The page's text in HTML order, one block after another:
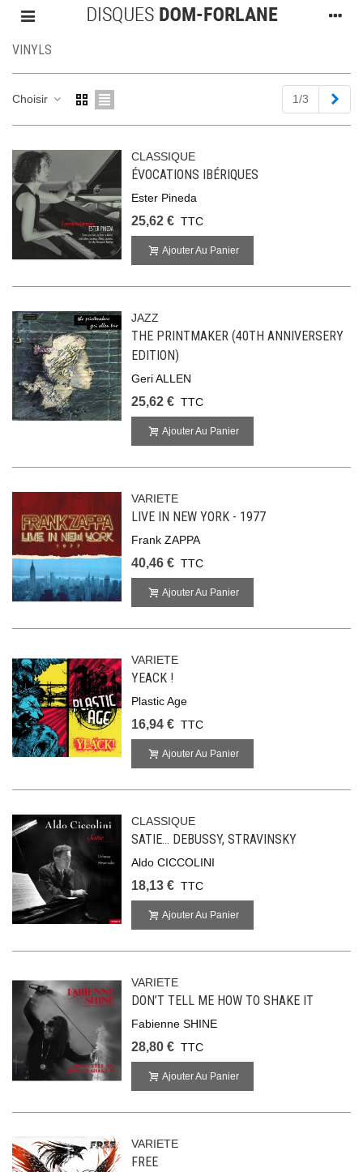
VINYLS
Choisir 1/3
CLASSIQUE
ÉVOCATIONS IBÉRIQUES
Ester Pineda
25,62 € TTC
Ajouter Au Panier
JAZZ
THE PRINTMAKER (40TH ANNIVERSERY
EDITION)
Geri ALLEN
25,62 € TTC
Ajouter Au Panier
VARIETE
LIVE IN NEW YORK - 1977
Frank ZAPPA
40,46 € TTC
Ajouter Au Panier
VARIETE
YEACK !
Plastic Age
16,94 € TTC
Ajouter Au Panier
CLASSIQUE
SATIE... DEBUSSY, STRAVINSKY
Aldo CICCOLINI
18,13 € TTC
Ajouter Au Panier
VARIETE
DON’T TELL ME HOW TO SHAKE IT
Fabienne SHINE
28,80 € TTC
Ajouter Au Panier
VARIETE
FREE